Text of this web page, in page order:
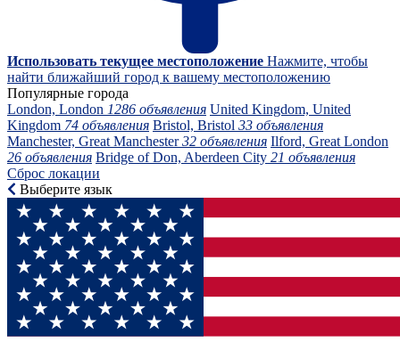
Использовать текущее местоположение Нажмите, чтобы
найти ближайший город к вашему местоположению
Популярные города
London, London 1286 объявления United Kingdom, United
Kingdom 74 объявления Bristol, Bristol 33 объявления
Manchester, Great Manchester32 объявления Ilford, Great London
26 объявления Bridge of Don, Aberdeen City 21 объявления
Сброс локации
Выберите язык